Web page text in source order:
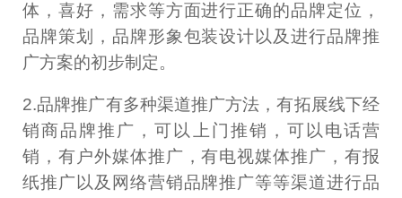
体，喜好，需求等方面进行正确的品牌定位，
品牌策划，品牌形象包装设计以及进行品牌推
广方案的初步制定。
2.品牌推广有多种渠道推广方法，有拓展线下经
销商品牌推广，可以上门推销，可以电话营
销，有户外媒体推广，有电视媒体推广，有报
纸推广以及网络营销品牌推广等等渠道进行品